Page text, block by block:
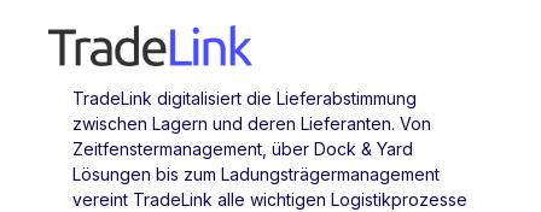
TradeLink digitalisiert die Lieferabstimmung
zwischen Lagern und deren Lieferanten. Von
Zeitfenstermanagement, über Dock & Yard
Lösungen bis zum Ladungsträgermanagement
vereint TradeLink alle wichtigen Logistikprozesse